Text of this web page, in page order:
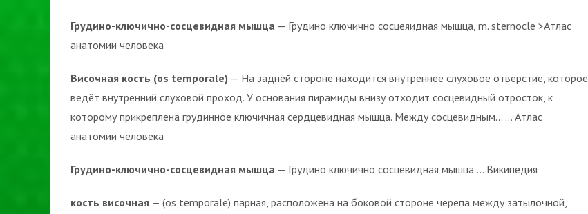
Грудино-ключично-сосцевидная мышца — Грудино ключично сосцеяидная мышца, m. sternocle >Атлас
анатомии человека
Височная кость (os temporale) — На задней стороне находится внутреннее слуховое отверстие, которое
ведёт внутренний слуховой проход. У основания пирамиды внизу отходит сосцевидный отросток, к
которому прикреплена грудинное ключичная сердцевидная мышца. Между сосцевидным… … Атлас
анатомии человека
Грудино-ключично-сосцевидная мышца — Грудино ключично сосцевидная мышца … Википедия
кость височная — (os temporale) парная, расположена на боковой стороне черепа между затылочной,